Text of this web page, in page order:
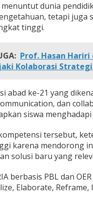
dunia
tetapi juga
tinggi.
Prof. Hasan Hariri
Kolaborasi
abad ke-21 yang
dan
siswa
tersebut,
karena mendorong
solusi baru yang
berbasis PBL dan
Elaborate, Reframe,